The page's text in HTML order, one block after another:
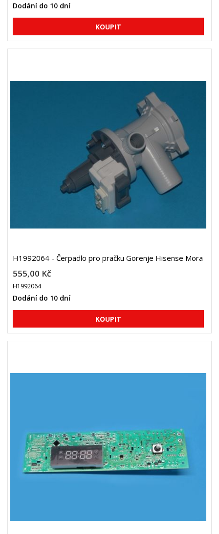
Dodání do 10 dní
H1992064 - Čerpadlo pro pračku Gorenje Hisense Mora
555,00 Kč
H1992064
Dodání do 10 dní